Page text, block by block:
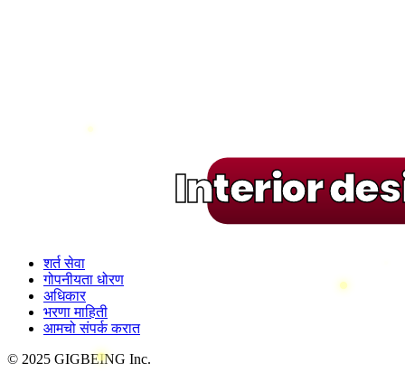
Interior
शर्त सेवा
गोपनीयता धोरण
अधिकार
भरणा माहिती
आमचो संपर्क करात
© 2025 GIGBEING Inc.